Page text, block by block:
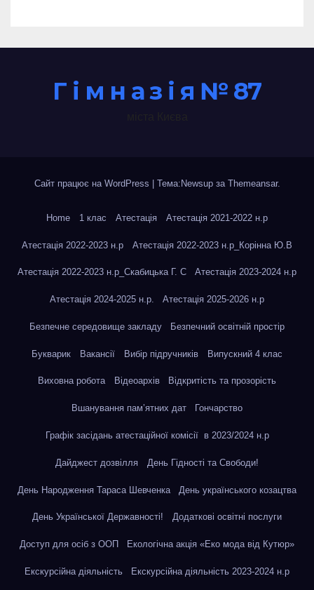
Г і м н а з і я № 87
Сайт працює на WordPress Тема:Newsup за Themeansar.
Home 1 клас Атестація Атестація 2021-2022 н.р
Атестація 2022-2023 н.р Атестація 2022-2023 н.р_Корінна Ю.В
Атестація 2022-2023 н.р_Скабицька Г. С Атестація 2023-2024 н.р
Атестація 2024-2025 н.р. Атестація 2025-2026 н.р
Безпечне середовище закладу Безпечний освітній простір
Букварик Вакансії Вибір підручників Випускний 4 клас
Виховна робота Відеоархів Відкритість та прозорість
Вшанування пам’ятних дат Гончарство
Графік засідань атестаційної комісії в 2023/2024 н.р
Дайджест дозвілля День Гідності та Свободи!
День Народження Тараса Шевченка День українського козацтва
День Української Державності! Додаткові освітні послуги
Доступ для осіб з ООП Екологічна акція «Еко мода від Кутюр»
Екскурсійна діяльність Екскурсійна діяльність 2023-2024 н.р